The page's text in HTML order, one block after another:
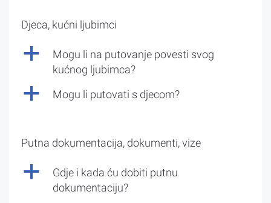
Djeca, kućni ljubimci
a
Mogu li na putovanje povesti svog
kućnog ljubimca?
a Mogu li putovati s djecom?
Putna dokumentacija, dokumenti, vize
a
Gdje i kada ću dobiti putnu
dokumentaciju?